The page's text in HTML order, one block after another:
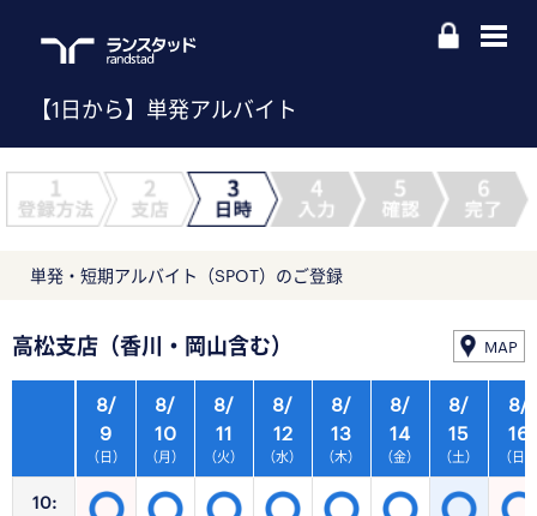
【1日から】単発アルバイト
単発・短期アルバイト（SPOT）のご登録
高松支店（香川・岡山含む） MAP
10:
8/
9
（日）
8/
10
（月）
8/
11
（火）
8/
12
（水）
8/
13
（木）
8/
14
（金）
8/
15
（土）
8/
16
（日）